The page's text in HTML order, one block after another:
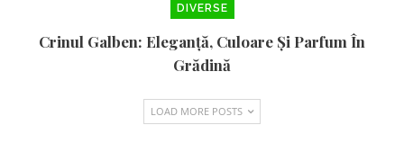
DIVERSE
Crinul Galben: Eleganță, Culoare Și Parfum În
Grădină
LOAD MORE POSTS